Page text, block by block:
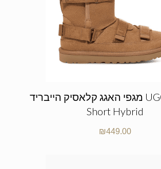
מגפי האגג קלאסיק הייבריד UGG Classic
Short Hybrid
₪449.00